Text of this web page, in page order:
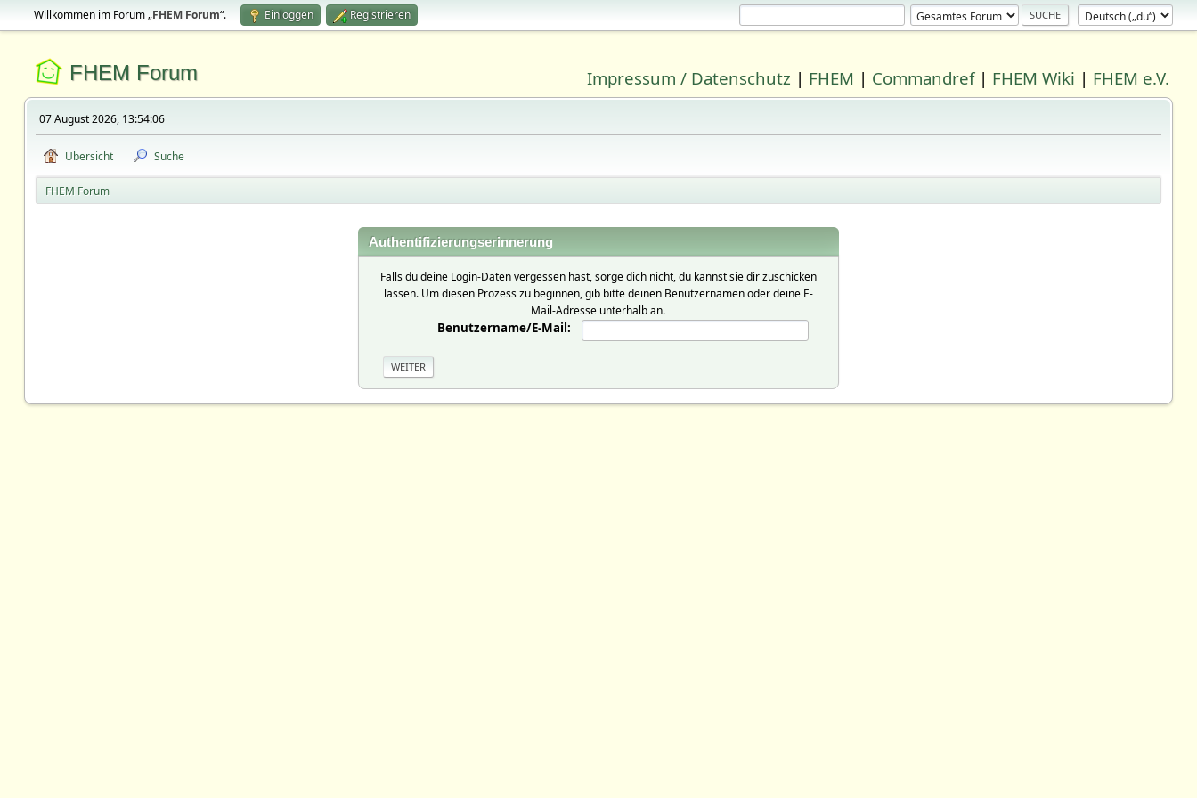
Willkommen im Forum „FHEM Forum“. Einloggen Registrieren
FHEM Forum Impressum / Datenschutz | FHEM | Commandref| FHEM Wiki | FHEM e.V.
07 August 2026, 13:54:06
Übersicht Suche
FHEM Forum
Authentifizierungserinnerung
Falls du deine Login-Daten vergessen hast, sorge dich nicht, du kannst sie dir zuschicken
lassen. Um diesen Prozess zu beginnen, gib bitte deinen Benutzernamen oder deine E-
Mail-Adresse unterhalb an.
Benutzername/E-Mail: